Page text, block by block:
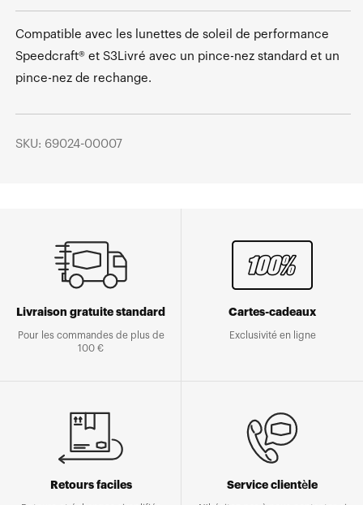
Compatible avec les lunettes de soleil de performance
Speedcraft® et S3Livré avec un pince-nez standard et un
pince-nez de rechange.
SKU: 69024-00007
Livraison gratuite standard
Pour les commandes de plus de
100 €
Cartes-cadeaux
Exclusivité en ligne
Retours faciles Service clientèle